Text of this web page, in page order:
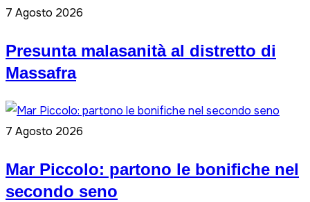
7 Agosto 2026
Presunta malasanità al distretto di
Massafra
7 Agosto 2026
Mar Piccolo: partono le bonifiche nel
secondo seno